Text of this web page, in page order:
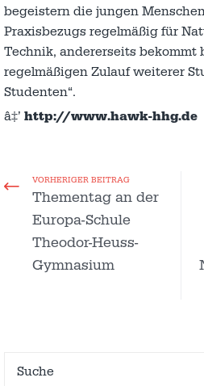
begeistern die jungen
Praxisbezugs regelmäßig für
Technik, andererseits bekommt
regelmäßigen Zulauf weiterer
Studenten“.
â‡’ http://www.hawk-hhg.de
VORHERIGER BEITRAG
Thementag an der
Europa-Schule
Theodor-Heuss-
Gymnasium